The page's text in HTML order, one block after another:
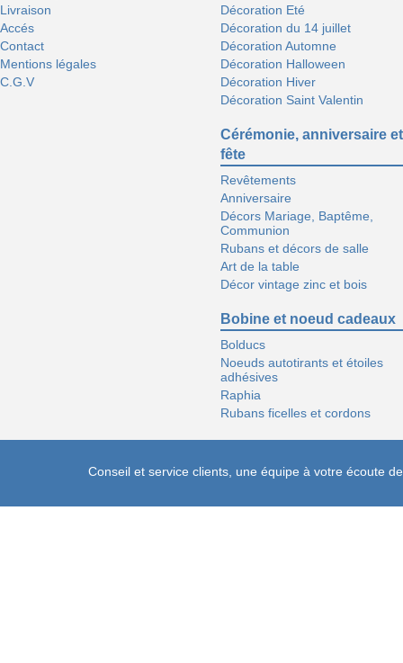
Livraison
Accés
Contact
Mentions légales
C.G.V
Décoration Eté
Décoration du 14 juillet
Décoration Automne
Décoration Halloween
Décoration Hiver
Décoration Saint Valentin
Cérémonie, anniversaire et
fête
Revêtements
Anniversaire
Décors Mariage, Baptême,
Communion
Rubans et décors de salle
Art de la table
Décor vintage zinc et bois
Bobine et noeud cadeaux
Bolducs
Noeuds autotirants et étoiles
adhésives
Raphia
Rubans ficelles et cordons
Conseil et service clients, une équipe à votre écoute